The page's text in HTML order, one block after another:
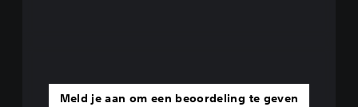
Meld je aan om een beoordeling te geven